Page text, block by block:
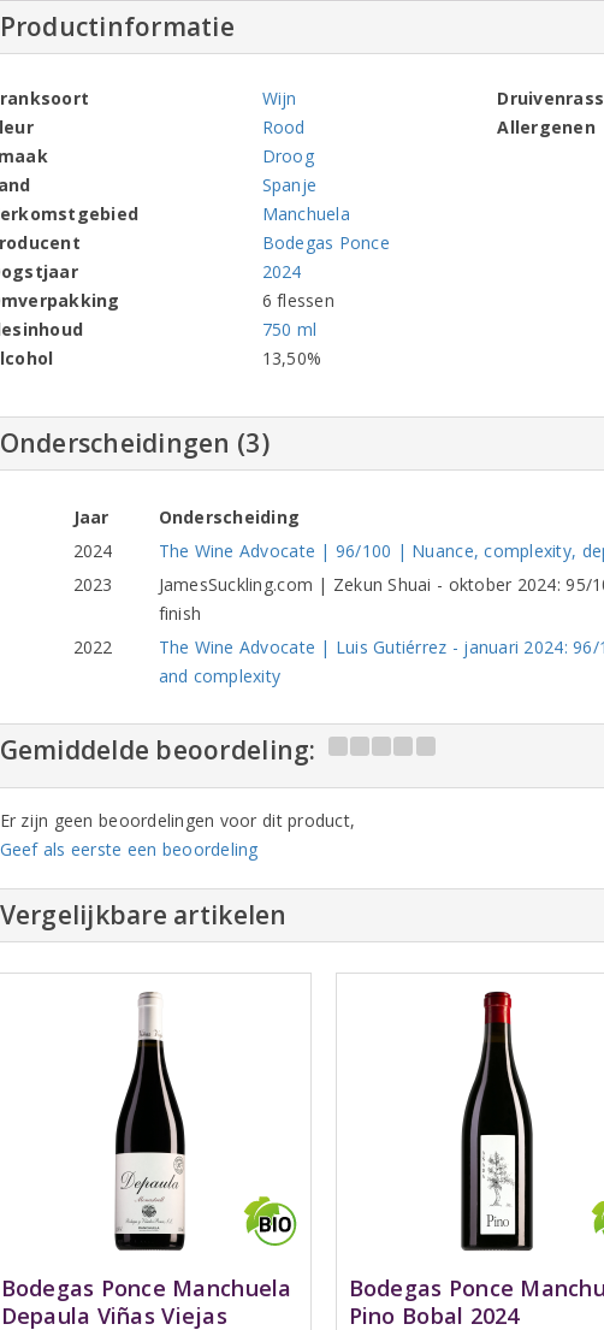
Productinformatie
Wijn
Rood
Droog
Spanje
Manchuela
Bodegas Ponce
2024
6 flessen
750 ml
13,50%
Allergenen
Onderscheidingen (3)
Jaar
Onderscheiding
2024
The Wine Advocate | 96/100 | Nuance, complexity,
2023
JamesSuckling.com | Zekun Shuai - oktober 2024:
finish
2022
The Wine Advocate | Luis Gutiérrez - januari 2024:
and complexity
Gemiddelde beoordeling:
Er zijn geen beoordelingen voor dit product,
Geef als eerste een beoordeling
Vergelijkbare artikelen
Bodegas Ponce Manchuela
Depaula Viñas Viejas
Bodegas Ponce
Pino Bobal 2024